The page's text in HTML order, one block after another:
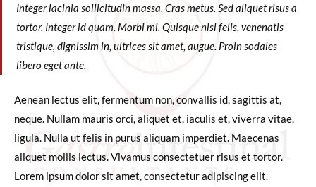
Integer lacinia sollicitudin massa. Cras metus. Sed aliquet risus a
tortor. Integer id quam. Morbi mi. Quisque nisl felis, venenatis
tristique, dignissim in, ultrices sit amet, augue. Proin sodales
libero eget ante.
Aenean lectus elit, fermentum non, convallis id, sagittis at,
neque. Nullam mauris orci, aliquet et, iaculis et, viverra vitae,
ligula. Nulla ut felis in purus aliquam imperdiet. Maecenas
aliquet mollis lectus. Vivamus consectetuer risus et tortor.
Lorem ipsum dolor sit amet, consectetur adipiscing elit.